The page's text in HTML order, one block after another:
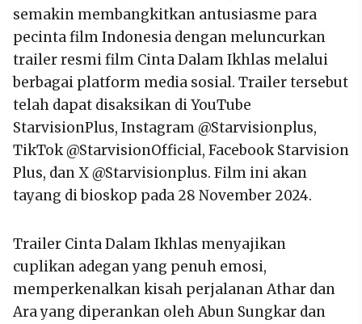
semakin membangkitkan antusiasme para
pecinta film Indonesia dengan meluncurkan
trailer resmi film Cinta Dalam Ikhlas melalui
berbagai platform media sosial. Trailer tersebut
telah dapat disaksikan di YouTube
StarvisionPlus, Instagram @Starvisionplus,
TikTok @StarvisionOfficial, Facebook Starvision
Plus, dan X @Starvisionplus. Film ini akan
tayang di bioskop pada 28 November 2024.
Trailer Cinta Dalam Ikhlas menyajikan
cuplikan adegan yang penuh emosi,
memperkenalkan kisah perjalanan Athar dan
Ara yang diperankan oleh Abun Sungkar dan